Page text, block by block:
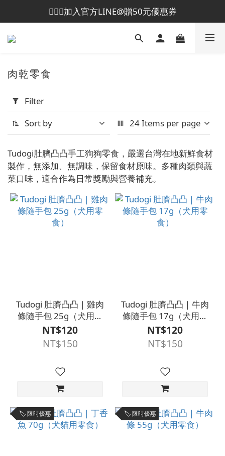
😎加入會員即贈50元購物金
💁🏻‍♀️加入官方LINE@贈50元優惠券
😎加入會員即贈50元購物金
Filter
(0/20)
Tudogi
肚臍凸
凸 (8)
Tudogi
肉乾零食
Filter
Sort by
24 Items per page
Tudogi肚臍凸凸手工狗狗零食，嚴選台灣在地新鮮食材
製作，無添加、無調味，保留食材原味。多種肉類與蔬
菜口味，適合作為日常獎勵與營養補充。
Tudogi 肚臍凸凸｜雞肉
條隨手包 25g（犬用零
食）
NT$120
NT$150
Tudogi 肚臍凸凸｜牛肉
條隨手包 17g（犬用零
食）
NT$120
NT$150
🏷️ 限時優惠 🏷️ 限時優惠